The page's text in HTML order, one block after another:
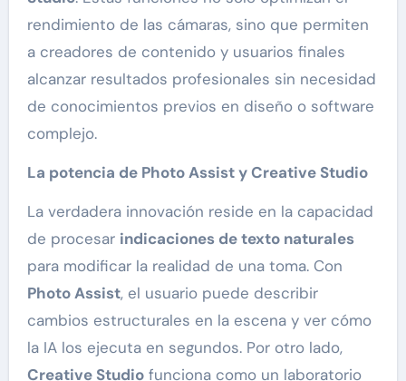
rendimiento de las cámaras, sino que permiten
a creadores de contenido y usuarios finales
alcanzar resultados profesionales sin necesidad
de conocimientos previos en diseño o software
complejo.
La potencia de Photo Assist y Creative Studio
La verdadera innovación reside en la capacidad
de procesar indicaciones de texto naturales
para modificar la realidad de una toma. Con
Photo Assist, el usuario puede describir
cambios estructurales en la escena y ver cómo
la IA los ejecuta en segundos. Por otro lado,
Creative Studiofunciona como un laboratorio